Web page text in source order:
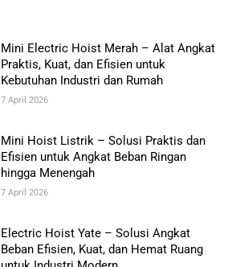
Mini Electric Hoist Merah – Alat Angkat
Praktis, Kuat, dan Efisien untuk
Kebutuhan Industri dan Rumah
7 April 2026
Mini Hoist Listrik – Solusi Praktis dan
Efisien untuk Angkat Beban Ringan
hingga Menengah
7 April 2026
Electric Hoist Yate – Solusi Angkat
Beban Efisien, Kuat, dan Hemat Ruang